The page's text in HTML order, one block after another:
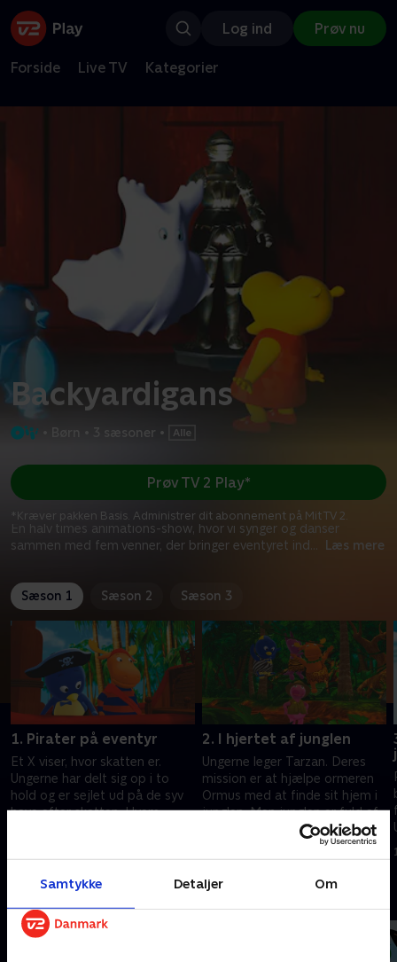
Samtykke Detaljer Om
Log ind Prøv nu
Forside Live TV Kategorier
Backyardigans
3 sæsoner •
En halv times animations-show, hvor vi synger og danser
sammen med fem venner, der bringer eventyret ind ... Læs mere
Prøv TV 2 Play*
*Kræver pakken Basis. Administrer dit abonnement på Mit TV 2.
Sæson 1 Sæson 2 Sæson 3
1. Pirater på eventyr
Et X viser, hvor skatten er.
Ungerne har delt sig op i to
hold og er sejlet ud på de syv
have efter skatten. Hvem
2. I hjertet af junglen
Ungerne leger Tarzan. Deres
mission er at hjælpe ormeren
Ormus med at finde sit hjem i
junglen. Men junglen er fuld af
farer - fuldfører de deres
15. maj 2014 • 23 min
Andre så også